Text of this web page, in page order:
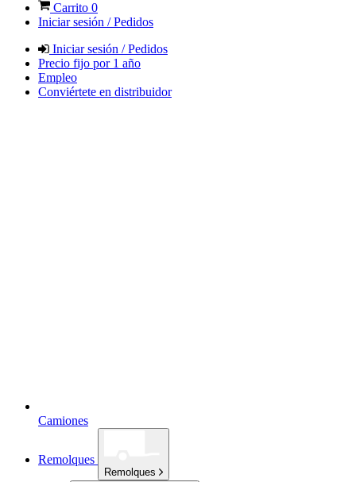
Carrito 0
Iniciar sesión / Pedidos
Iniciar sesión / Pedidos
Precio fijo por 1 año
Empleo
Conviértete en distribuidor
Camiones
Remolques
Remolques